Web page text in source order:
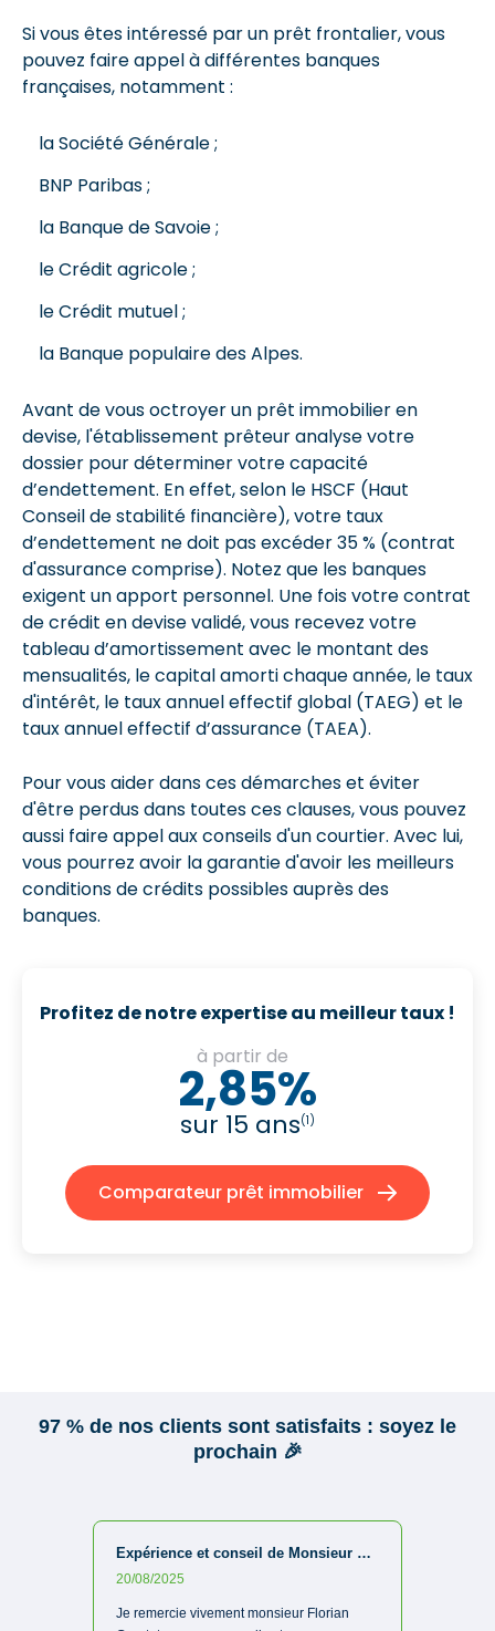
Si vous êtes intéressé par un prêt frontalier, vous
pouvez faire appel à différentes banques
françaises, notamment :
la Société Générale ;
BNP Paribas ;
la Banque de Savoie ;
le Crédit agricole ;
le Crédit mutuel ;
la Banque populaire des Alpes.
Avant de vous octroyer un prêt immobilier en
devise, l'établissement prêteur analyse votre
dossier pour déterminer votre capacité
d’endettement. En effet, selon le HSCF (Haut
Conseil de stabilité financière), votre taux
d’endettement ne doit pas excéder 35 % (contrat
d'assurance comprise). Notez que les banques
exigent un apport personnel. Une fois votre contrat
de crédit en devise validé, vous recevez votre
tableau d’amortissement avec le montant des
mensualités, le capital amorti chaque année, le taux
d'intérêt, le taux annuel effectif global (TAEG) et le
taux annuel effectif d’assurance (TAEA).
Pour vous aider dans ces démarches et éviter
d'être perdus dans toutes ces clauses, vous pouvez
aussi faire appel aux conseils d'un courtier. Avec lui,
vous pourrez avoir la garantie d'avoir les meilleurs
conditions de crédits possibles auprès des
banques.
Profitez de notre expertise au meilleur taux !
à partir de
2,85%
sur 15 ans(1)
Comparateur prêt immobilier